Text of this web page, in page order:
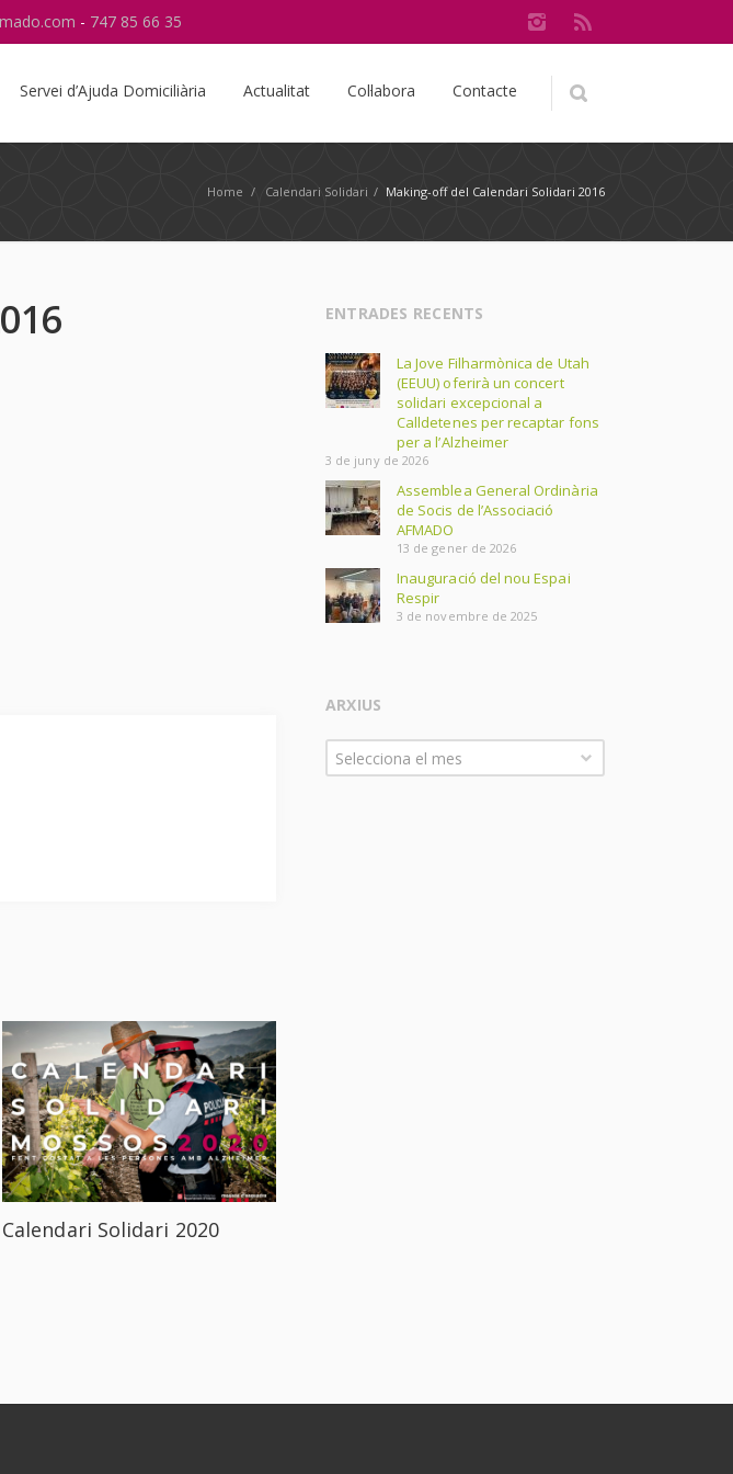
- 747 85 66 35
Servei d’Ajuda Domiciliària Actualitat Col·labora Contacte
Home / Calendari Solidari / Making-off del Calendari Solidari 2016
Calendari Solidari 2020
ENTRADES RECENTS
La Jove Filharmònica de Utah
(EEUU) oferirà un concert
solidari excepcional a
Calldetenes per recaptar fons
per a l’Alzheimer
3 de juny de 2026
Assemblea General Ordinària
de Socis de l’Associació
AFMADO
13 de gener de 2026
Inauguració del nou Espai
Respir
3 de novembre de 2025
ARXIUS
Arxius
Selecciona el mes